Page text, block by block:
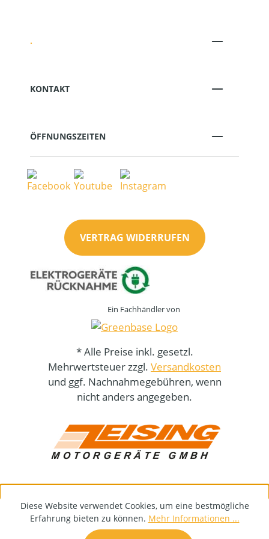
.
KONTAKT
ÖFFNUNGSZEITEN
VERTRAG WIDERRUFEN
Ein Fachhändler von
* Alle Preise inkl. gesetzl.
Mehrwertsteuer zzgl. Versandkosten
und ggf. Nachnahmegebühren, wenn
nicht anders angegeben.
Diese Website verwendet Cookies, um eine bestmögliche
Erfahrung bieten zu können. Mehr Informationen ...